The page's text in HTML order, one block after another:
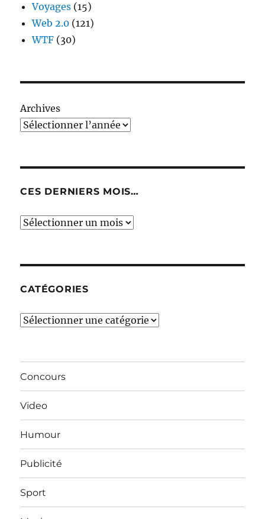
Voyages (15)
Web 2.0 (121)
WTF (30)
Archives
CES DERNIERS MOIS…
Ces
CATÉGORIES
Catégories
Concours
Video
Humour
Publicité
Sport